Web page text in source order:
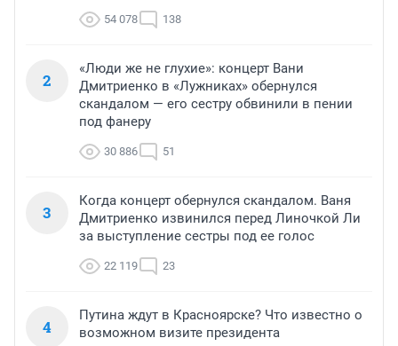
54 078 138
2
«Люди же не глухие»: концерт Вани
Дмитриенко в «Лужниках» обернулся
скандалом — его сестру обвинили в пении
под фанеру
30 886 51
3
Когда концерт обернулся скандалом. Ваня
Дмитриенко извинился перед Линочкой Ли
за выступление сестры под ее голос
22 119 23
4
Путина ждут в Красноярске? Что известно о
возможном визите президента